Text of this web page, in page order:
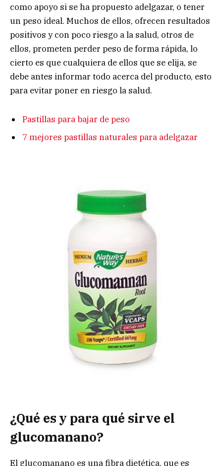
como apoyo si se ha propuesto adelgazar, o tener
un peso ideal. Muchos de ellos, ofrecen resultados
positivos y con poco riesgo a la salud, otros de
ellos, prometen perder peso de forma rápida, lo
cierto es que cualquiera de ellos que se elija, se
debe antes informar todo acerca del producto, esto
para evitar poner en riesgo la salud.
Pastillas para bajar de peso
7 mejores pastillas naturales para adelgazar
¿Qué es y para qué sirve el
glucomanano?
El glucomanano es una fibra dietética, que es